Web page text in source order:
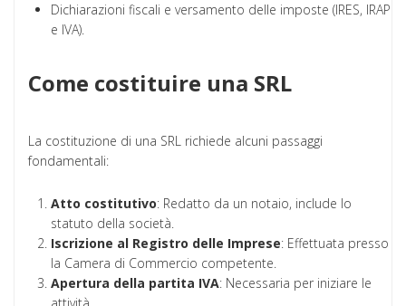
Dichiarazioni fiscali e versamento delle imposte (IRES, IRAP
e IVA).
Come costituire una SRL
La costituzione di una SRL richiede alcuni passaggi
fondamentali:
Atto costitutivo: Redatto da un notaio, include lo
statuto della società.
Iscrizione al Registro delle Imprese: Effettuata presso
la Camera di Commercio competente.
Apertura della partita IVA: Necessaria per iniziare le